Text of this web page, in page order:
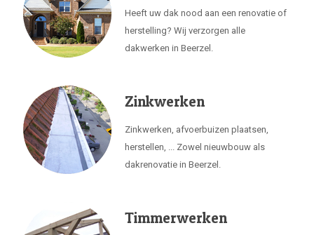
Heeft uw dak nood aan een renovatie of
herstelling? Wij verzorgen alle
dakwerken in Beerzel.
Zinkwerken
Zinkwerken, afvoerbuizen plaatsen,
herstellen, ... Zowel nieuwbouw als
dakrenovatie in Beerzel.
Timmerwerken